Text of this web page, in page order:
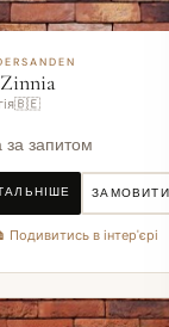
за запитом
ЗАМОВИТИ
Подивитись в інтер'єрі